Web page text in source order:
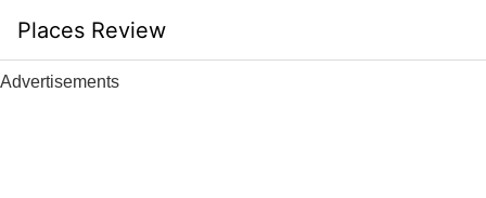
content
Places Review
Advertisements